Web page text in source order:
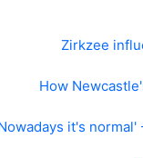
Zirkzee
How